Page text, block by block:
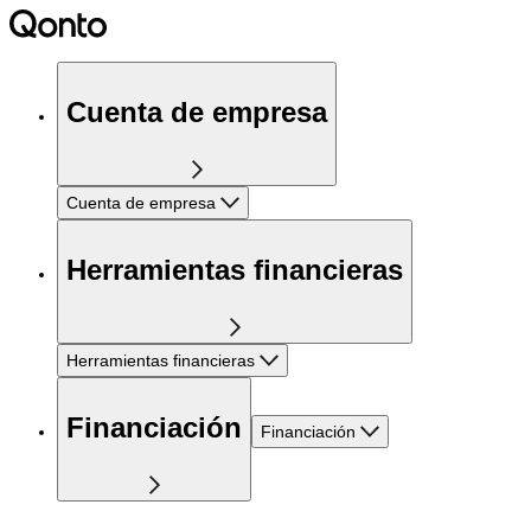
Cuenta de empresa
Cuenta de empresa
Herramientas financieras
Herramientas financieras
Financiación Financiación